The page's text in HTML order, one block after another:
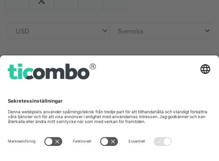
Kontor och support
Unter den Linden 24, 10117
Berlin, Germany
London, EC1V 1AW, United
Kingdom
United States
Switzerland